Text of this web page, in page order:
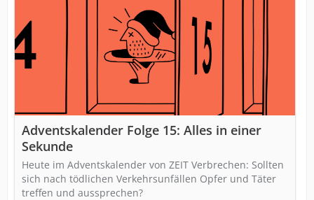
Adventskalender Folge 15: Alles in einer
Sekunde
Heute im Adventskalender von ZEIT Verbrechen: Sollten
sich nach tödlichen Verkehrsunfällen Opfer und Täter
treffen und aussprechen?